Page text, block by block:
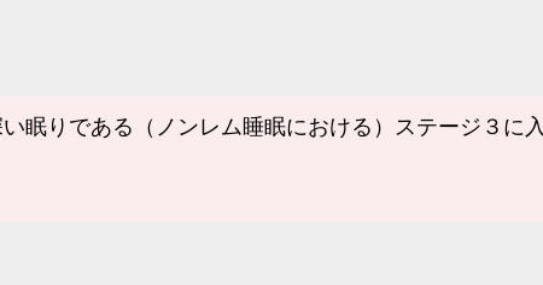
眠りである（ノンレム睡眠における）ステージ３に入